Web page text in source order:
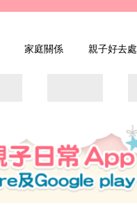
家庭關係 親子好去處